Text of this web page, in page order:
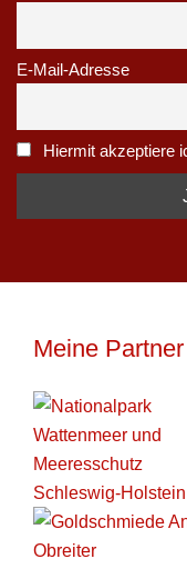
E-Mail-Adresse
Hiermit akzeptiere
Meine Partner